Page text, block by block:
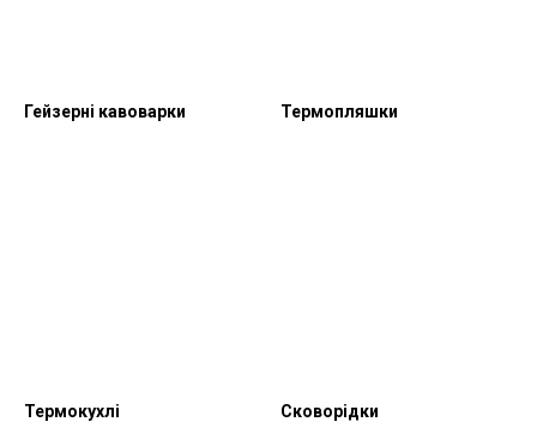
Гейзерні кавоварки Термопляшки
Термокухлі Сковорідки